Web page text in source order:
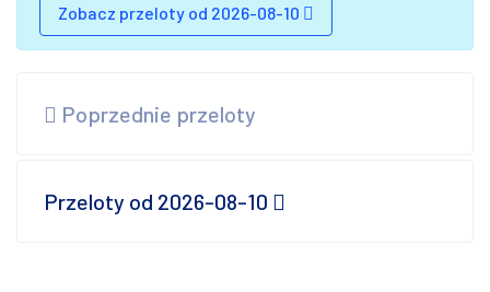
Zobacz przeloty od 2026-08-10
Poprzednie przeloty
Przeloty od 2026-08-10